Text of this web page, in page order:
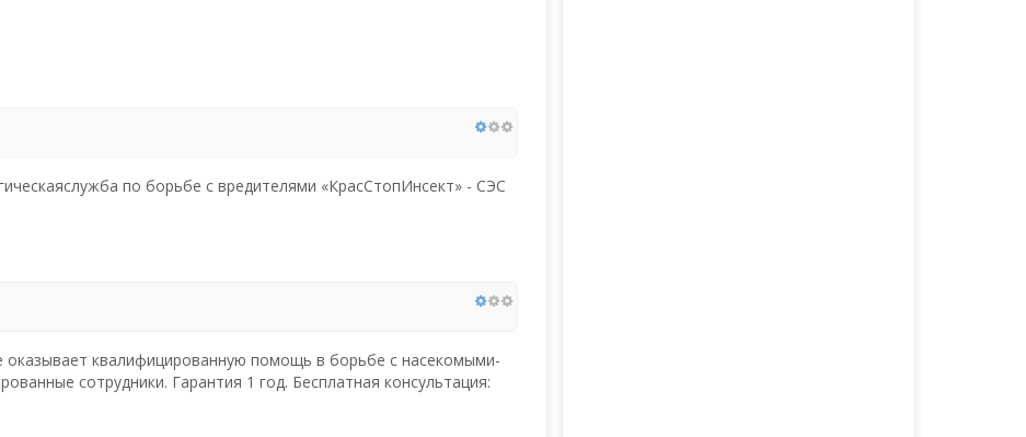
по борьбе с вредителями «КрасСтопИнсект» - СЭС
оказывает квалифицированную помощь в борьбе с насекомыми-
сотрудники. Гарантия 1 год. Бесплатная консультация: